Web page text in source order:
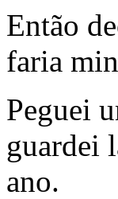
Então
faria
Peguei
guardei
ano.